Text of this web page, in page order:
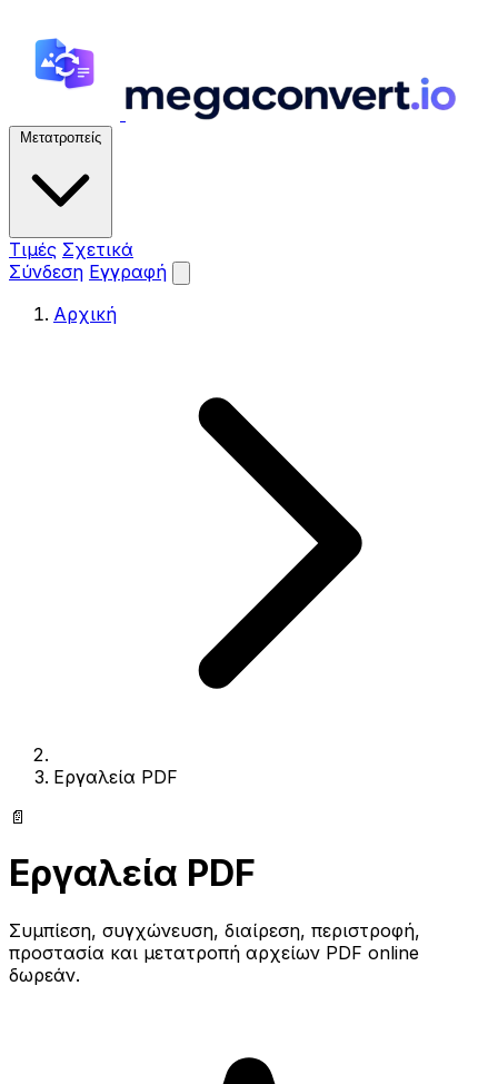
Μετατροπείς
Τιμές Σχετικά
Σύνδεση Εγγραφή
Αρχική
Εργαλεία PDF
📄
Εργαλεία PDF
Συμπίεση, συγχώνευση, διαίρεση, περιστροφή,
προστασία και μετατροπή αρχείων PDF online
δωρεάν.